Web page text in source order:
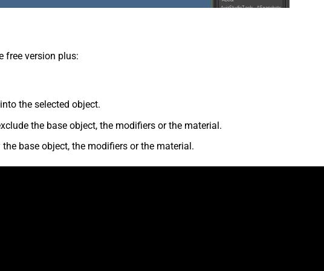
free version plus:
the selected object.
the base object, the modifiers or the material.
base object, the modifiers or the material.